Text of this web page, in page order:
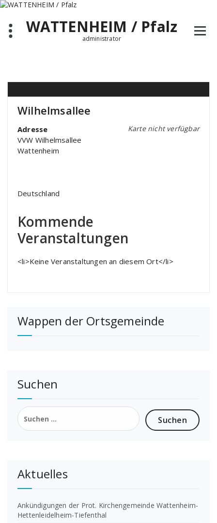
Zum
springenWATTENHEIM / Pfalz
administrator
Wilhelmsallee
Karte nicht verfügbar
Adresse
VVW Wilhelmsallee
Wattenheim
Deutschland
Kommende
Veranstaltungen
<li>Keine Veranstaltungen an diesem Ort</li>
Wappen der Ortsgemeinde
Suchen
Suchen
nach:
Aktuelles
Ankündigungen der Prot. Kirchengemeinde Wattenheim-
Hettenleidelheim-Tiefenthal